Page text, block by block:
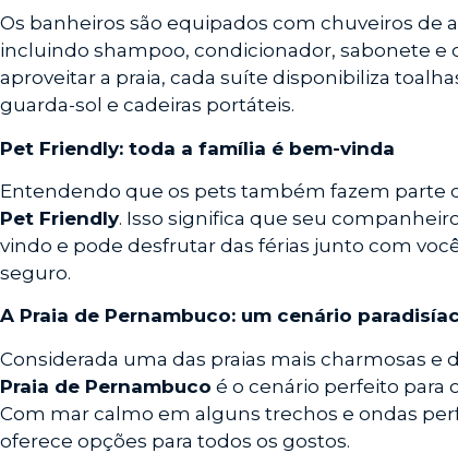
Os banheiros são equipados com chuveiros de
incluindo shampoo, condicionador, sabonete e
aproveitar a praia, cada suíte disponibiliza
guarda-sol e cadeiras portáteis.
Pet Friendly: toda a família é bem-vinda
Entendendo que os pets também fazem parte
Pet Friendly. Isso significa que seu
vindo e pode desfrutar das férias junto com
seguro.
A Praia de Pernambuco: um cenário
Considerada uma das praias mais charmosas e
Praia de Pernambuco é o cenário perfeito para
Com mar calmo em alguns trechos e ondas
oferece opções para todos os gostos.